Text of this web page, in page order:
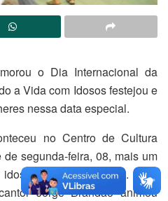
o Dia Internacional da
a Vida com Idosos festejou e
nessa data especial.
no Centro de Cultura
segunda-feira, 08, mais um
da melhor idade. Para
Jorge Brandão animou